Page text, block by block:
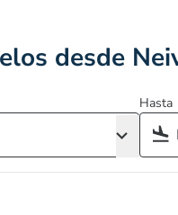
desde
Hasta